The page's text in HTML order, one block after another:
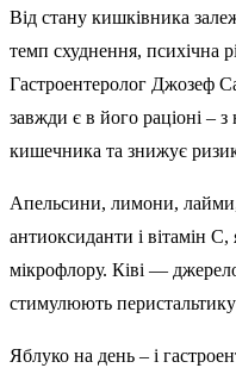
Від стану кишківника
темп схуднення, психічна
Гастроентеролог Джозеф
завжди є в його раціоні –
кишечника та знижує
Апельсини, лимони,
антиоксиданти і вітамін
мікрофлору. Ківі —
стимулюють
Яблуко на день – і